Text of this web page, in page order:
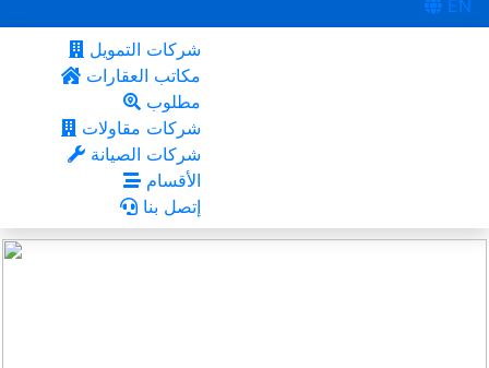
EN
شركات التمويل
مكاتب العقارات
مطلوب
شركات مقاولات
شركات الصيانة
الأقسام
إتصل بنا